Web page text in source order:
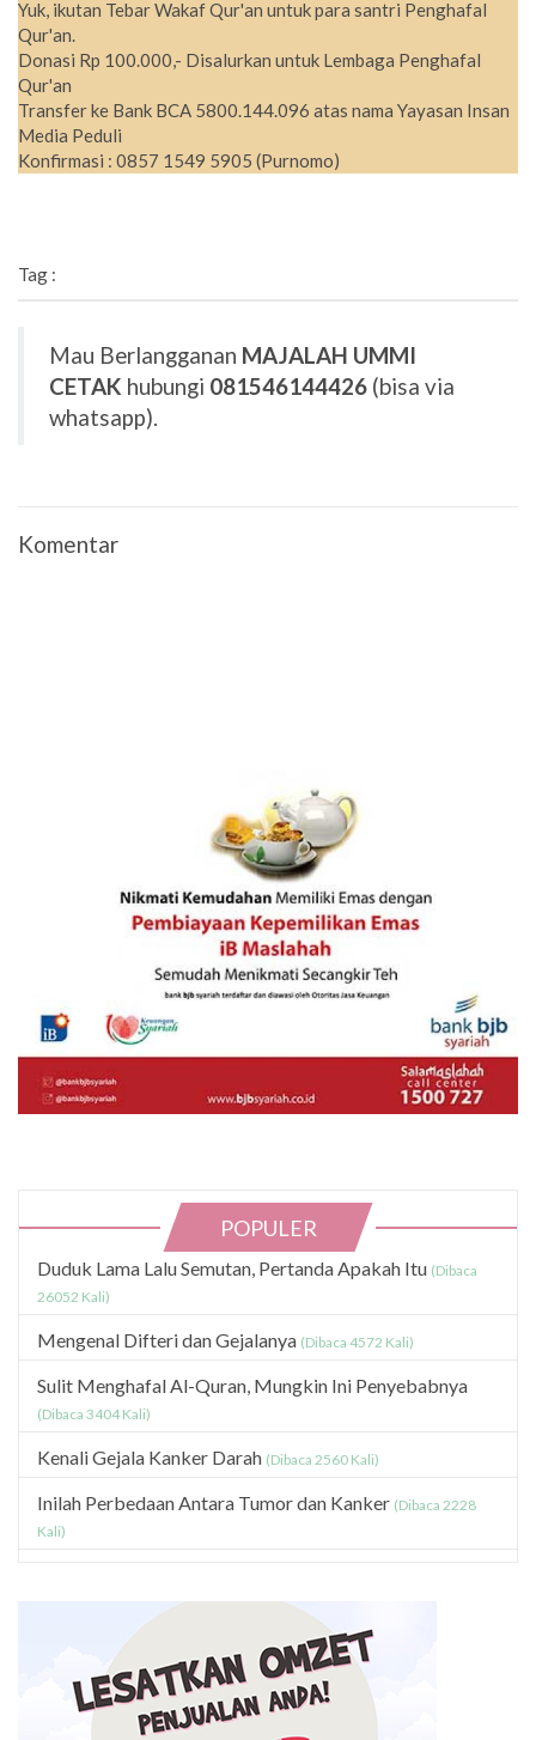
Yuk, ikutan Tebar Wakaf Qur'an untuk para santri Penghafal
Qur'an.
Donasi Rp 100.000,- Disalurkan untuk Lembaga Penghafal
Qur'an
Transfer ke Bank BCA 5800.144.096 atas nama Yayasan Insan
Media Peduli
Konfirmasi : 0857 1549 5905 (Purnomo)
Tag :
Mau Berlangganan MAJALAH UMMI
CETAK hubungi 081546144426 (bisa via
whatsapp).
Komentar
POPULER
Duduk Lama Lalu Semutan, Pertanda Apakah Itu (Dibaca
26052 Kali)
Mengenal Difteri dan Gejalanya (Dibaca 4572 Kali)
Sulit Menghafal Al-Quran, Mungkin Ini Penyebabnya
(Dibaca 3404 Kali)
Kenali Gejala Kanker Darah (Dibaca 2560 Kali)
Inilah Perbedaan Antara Tumor dan Kanker (Dibaca 2228
Kali)